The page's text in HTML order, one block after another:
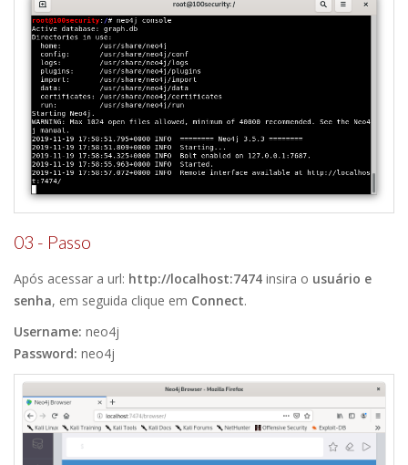
03 - Passo
Após acessar a url: http://localhost:7474 insira o usuário e
senha, em seguida clique em Connect.
Username: neo4j
Password: neo4j